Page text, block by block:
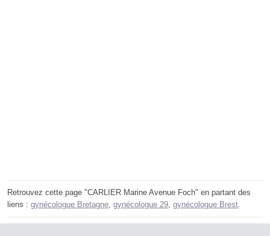
Retrouvez cette page "CARLIER Marine Avenue Foch" en partant des
liens : gynécologue Bretagne gynécologue 29 gynécologue Brest